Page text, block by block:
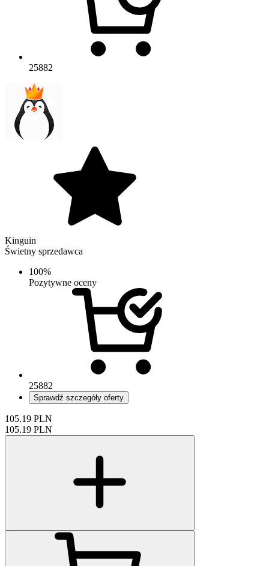
25882
Kinguin
Świetny sprzedawca
100%
Pozytywne oceny
25882
Sprawdź szczegóły oferty
105.19 PLN
105.19 PLN